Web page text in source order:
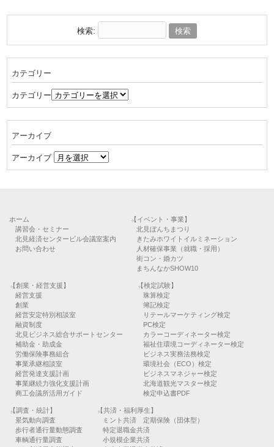
検索:
カテゴリー
カテゴリー
アーカイブ
アーカイブ
ホーム
講習会・セミナー
北見経済センタービル会議室案内
お問い合わせ
【イベント・事業】
北見ぼんちまつり
きたみホワイトイルミネーション
人材確保事業（就職・採用）
街コン・婚カツ
まちんなかSHOW10
【創業・経営支援】
経営支援
創業
経営安定特別相談室
融資制度
北見ビジネス総合サポートセンター
補助金・助成金
労働保険事務組合
事業承継相談室
経営発達支援計画
事業継続力強化支援計画
商工会議所活用ガイド
【検定試験】
珠算検定
簿記検定
リテールマーケティング検定
PC検定
カラーコーディネーター検定
福祉住環境コーディネーター検定
ビジネス実務法務検定
環境社会（ECO）検定
ビジネスマネジャー検定
北海道観光マスター検定
検定申込書PDF
【調査・統計】
景気動向調査
歩行者通行量動態調査
車輌通行量調査
【共済・福利厚生】
ミント共済 定期保険（団体型）
特定退職金共済
小規模企業共済